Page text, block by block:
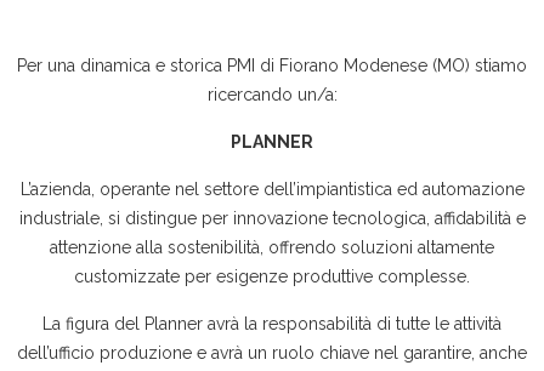
Per una dinamica e storica PMI di Fiorano Modenese (MO) stiamo
ricercando un/a:
PLANNER
L’azienda, operante nel settore dell’impiantistica ed automazione
industriale, si distingue per innovazione tecnologica, affidabilità e
attenzione alla sostenibilità, offrendo soluzioni altamente
customizzate per esigenze produttive complesse.
La figura del Planner avrà la responsabilità di tutte le attività
dell’ufficio produzione e avrà un ruolo chiave nel garantire, anche